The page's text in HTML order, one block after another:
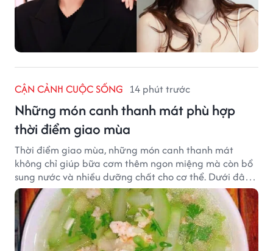
CẬN CẢNH CUỘC SỐNG 14 phút trước
Những món canh thanh mát phù hợp
thời điểm giao mùa
Thời điểm giao mùa, những món canh thanh mát
không chỉ giúp bữa cơm thêm ngon miệng mà còn bổ
sung nước và nhiều dưỡng chất cho cơ thể. Dưới đây
là một số món canh đơn giản, dễ nấu, phù hợp cho cả
gia đình.